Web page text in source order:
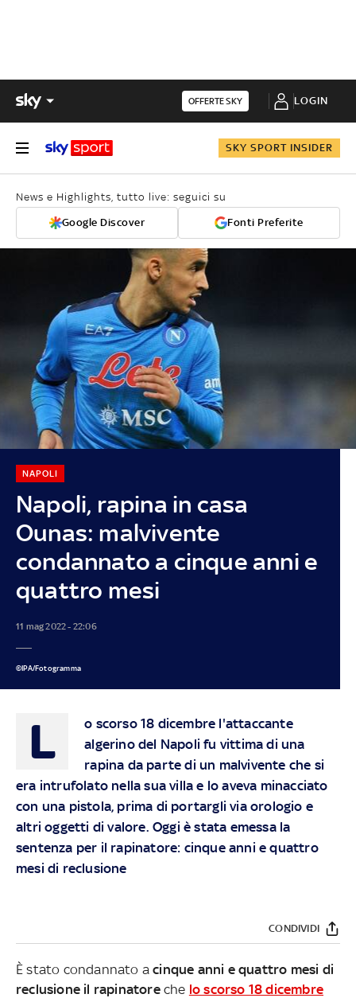
OFFERTE SKY LOGIN
SKY SPORT INSIDER
News e Highlights, tutto live: seguici su
Google Discover Fonti Preferite
Napoli, rapina in casa
Ounas: malvivente
condannato a cinque anni e
quattro mesi
NAPOLI
11 mag 2022 - 22:06
©IPA/Fotogramma
L
o scorso 18 dicembre l'attaccante
algerino del Napoli fu vittima di una
rapina da parte di un malvivente che si
era intrufolato nella sua villa e lo aveva minacciato
con una pistola, prima di portargli via orologio e
altri oggetti di valore. Oggi è stata emessa la
sentenza per il rapinatore: cinque anni e quattro
mesi di reclusione
CONDIVIDI
È stato condannato acinque anni e quattro mesi di
reclusione il rapinatore che lo scorso 18 dicembre